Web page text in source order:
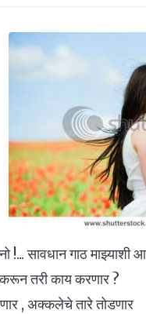
!... सावधान गाठ माझ्याशी
तरी काय करणार ?
, अक्कलेचे तारे तोडणार